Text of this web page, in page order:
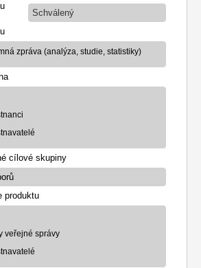
Schválený
zpráva (analýza, studie, statistiky)
cílové skupiny
produktu
veřejné správy